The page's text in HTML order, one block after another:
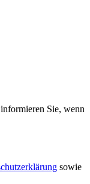
Sie, wenn
sowie